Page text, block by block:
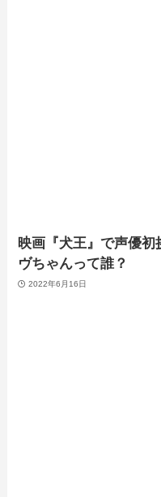
映画『犬王』で声優
ヴちゃんって誰？
2022年6月16日